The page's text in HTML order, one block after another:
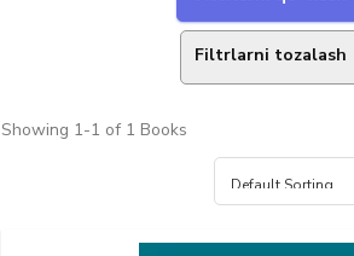
Filtrlarni tozalash
Showing 1-1 of 1 Books